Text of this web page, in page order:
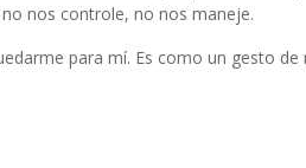
nos controle, no nos maneje.
para mí. Es como un gesto de